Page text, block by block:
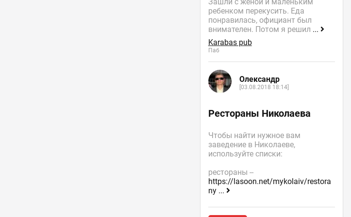
ребенком перекусить. Еда
понравилась, официант был
внимателен. Потом я решил ...
Karabas pub
Паб
Олександр
[03.08.2018 18:14]
Рестораны Николаева
Чтобы найти нужное вам
заведение в Николаеве,
используйте списки:
рестораны --
https://lasoon.net/mykolaiv/restora
ny ...